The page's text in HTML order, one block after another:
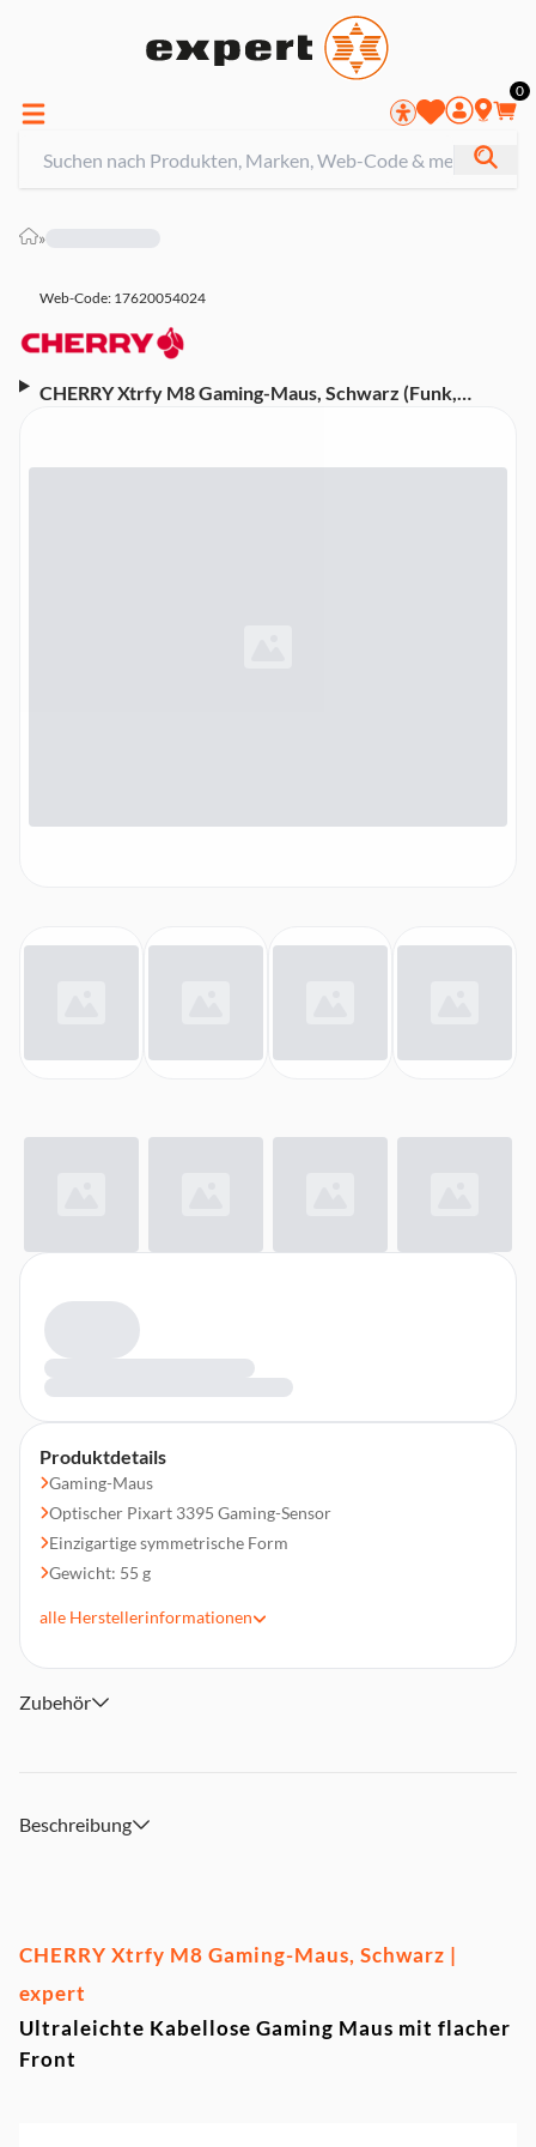
0
»
Web-Code: 17620054024
CHERRY Xtrfy M8 Gaming-Maus, Schwarz (Funk,
Produktdetails
Gaming-Maus
Optischer Pixart 3395 Gaming-Sensor
Einzigartige symmetrische Form
Gewicht: 55 g
Verbindung: 2,4 GHz drahtlos / USB
alle Herstellerinformationen
Zubehör
Beschreibung
CHERRY Xtrfy M8 Gaming-Maus, Schwarz |
expert
Ultraleichte Kabellose Gaming Maus mit flacher
Front